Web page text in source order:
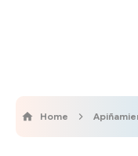
Home